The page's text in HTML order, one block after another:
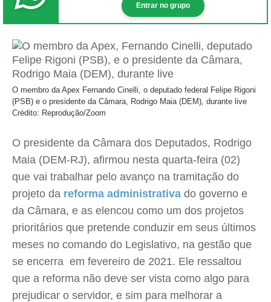
Entrar no grupo
O membro da Apex Fernando Cinelli, o deputado federal Felipe Rigoni
(PSB) e o presidente da Câmara, Rodrigo Maia (DEM), durante live
Crédito: Reprodução/Zoom
O presidente da Câmara dos Deputados, Rodrigo
Maia (DEM-RJ), afirmou nesta quarta-feira (02)
que vai trabalhar pelo avanço na tramitação do
projeto da reforma administrativa do governo e
da Câmara, e as elencou como um dos projetos
prioritários que pretende conduzir em seus últimos
meses no comando do Legislativo, na gestão que
se encerra em fevereiro de 2021. Ele ressaltou
que a reforma não deve ser vista como algo para
prejudicar o servidor, e sim para melhorar a